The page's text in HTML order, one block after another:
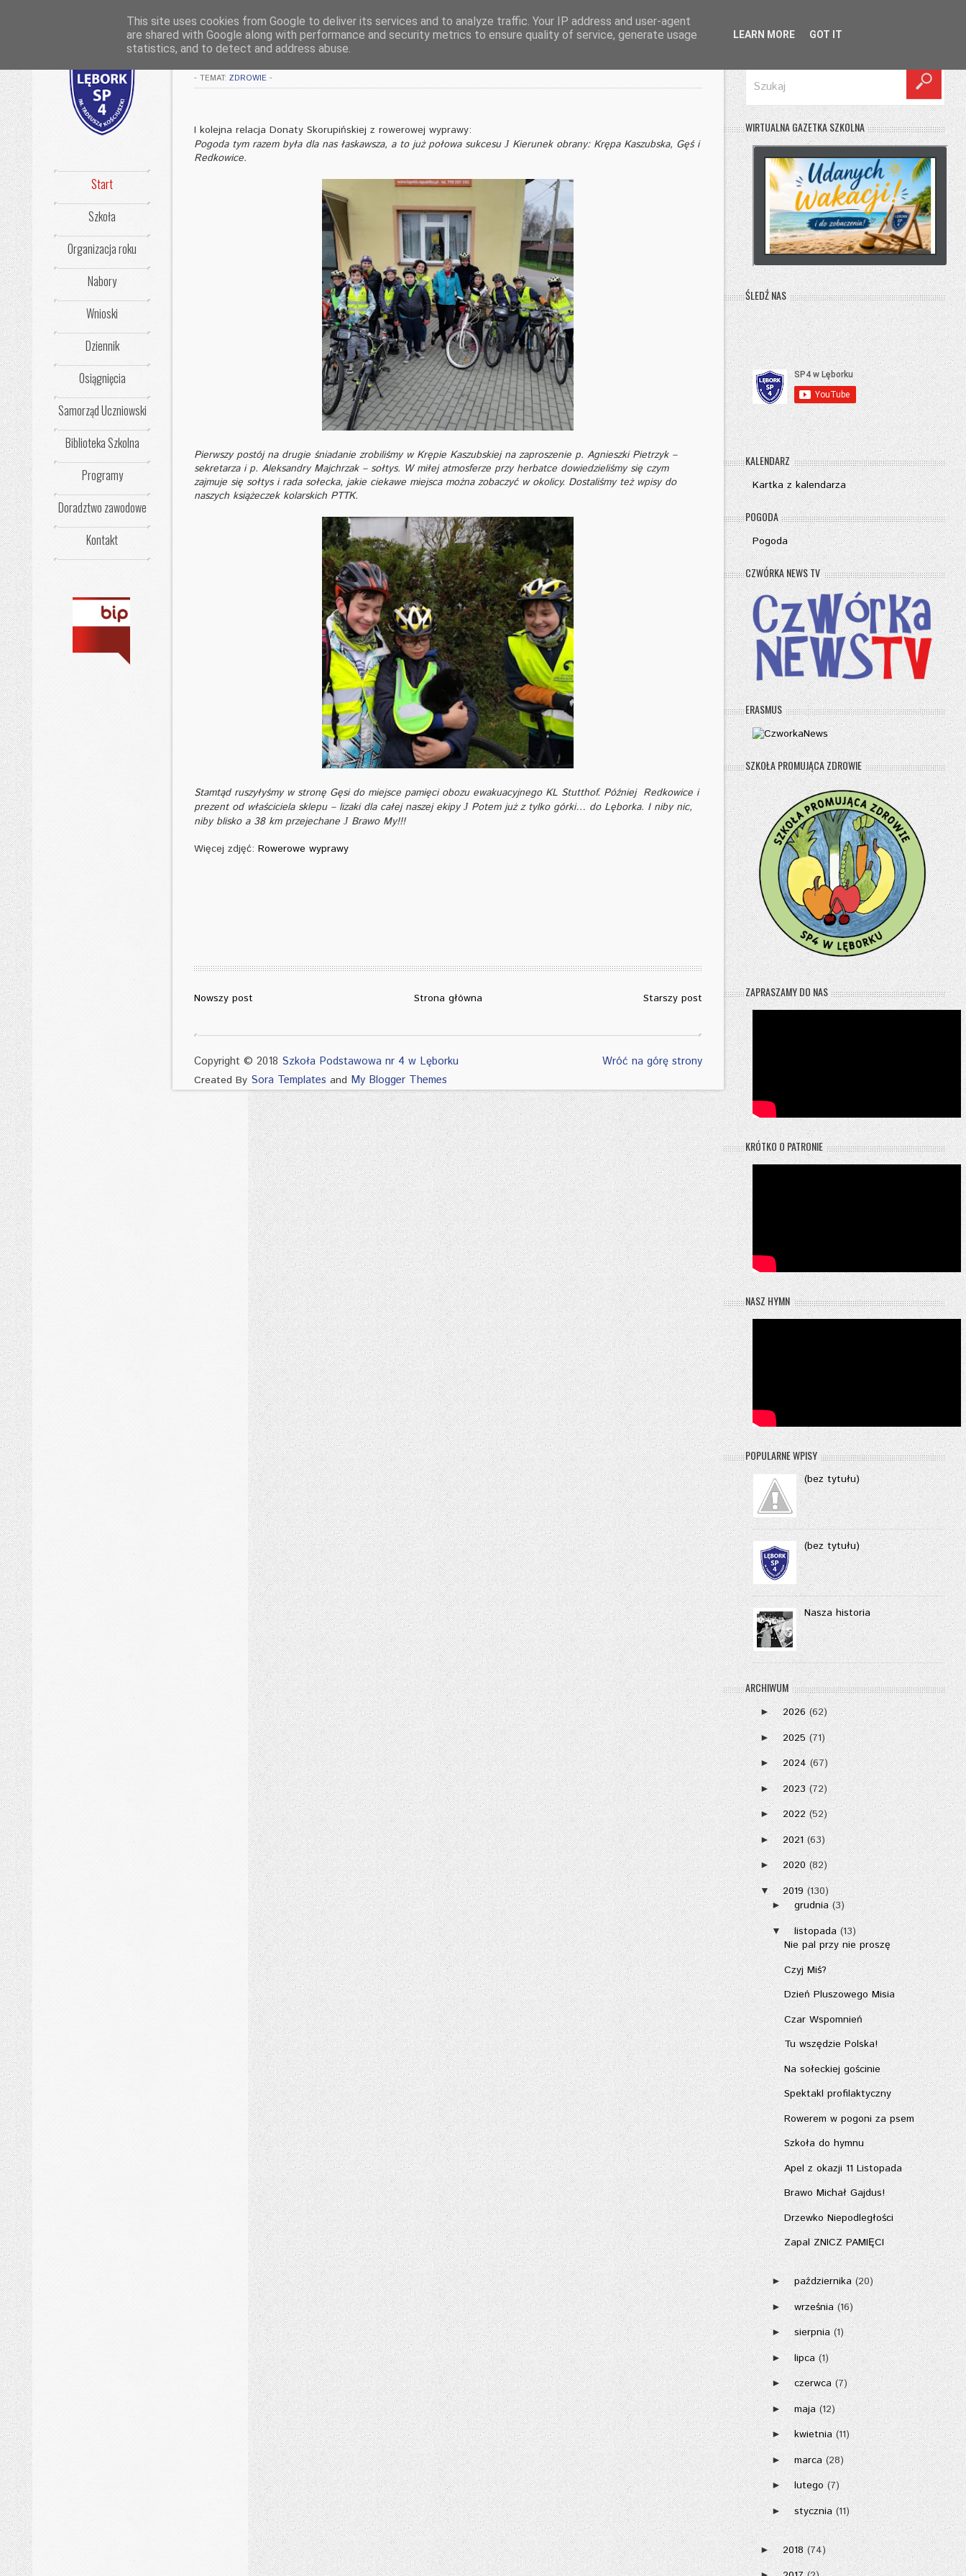
Start
Szkoła
Organizacja roku
Nabory
Wnioski
Dziennik
Osiągnięcia
Samorząd Uczniowski
Biblioteka Szkolna
Programy
Doradztwo zawodowe
Kontakt
Na sołeckiej gościnie
- TEMAT: ZDROWIE -
I kolejna relacja Donaty Skorupińskiej z rowerowej wyprawy:
Pogoda tym razem była dla nas łaskawsza, a to już połowa sukcesu JKierunek obrany: Krępa Kaszubska, Gęś i
Redkowice.
Pierwszy postój na drugie śniadanie zrobiliśmy w Krępie Kaszubskiej na zaproszenie p. Agnieszki Pietrzyk –
sekretarza i p. Aleksandry Majchrzak – sołtys. W miłej atmosferze przy herbatce dowiedzieliśmy się czym
zajmuje się sołtys i rada sołecka, jakie ciekawe miejsca można zobaczyć w okolicy. Dostaliśmy też wpisy do
naszych książeczek kolarskich PTTK.
Stamtąd ruszyłyśmy w stronę Gęsi do miejsce pamięci obozu ewakuacyjnego KL Stutthof. Później Redkowice i
prezent od właściciela sklepu – lizaki dla całej naszej ekipy JPotem już z tylko górki… do Lęborka. I niby nic,
niby blisko a 38 km przejechane JBrawo My!!!
Więcej zdjęć: Rowerowe wyprawy
Nowszy post Strona główna Starszy post
Copyright © 2018 Szkoła Podstawowa nr 4 w Lęborku
Created By Sora Templates and My Blogger Themes
Wróć na górę strony
WIRTUALNA GAZETKA SZKOLNA
ŚLEDŹ NAS
KALENDARZ
Kartka z kalendarza
POGODA
Pogoda
CZWÓRKA NEWS TV
ERASMUS
SZKOŁA PROMUJĄCA ZDROWIE
ZAPRASZAMY DO NAS
KRÓTKO O PATRONIE
NASZ HYMN
POPULARNE WPISY
(bez tytułu)
(bez tytułu)
Nasza historia
ARCHIWUM
► 2026 (62)
► 2025 (71)
► 2024 (67)
► 2023 (72)
► 2022 (52)
► 2021 (63)
► 2020 (82)
▼ 2019 (130)
► grudnia (3)
▼ listopada (13)
Nie pal przy nie proszę
Czyj Miś?
Dzień Pluszowego Misia
Czar Wspomnień
Tu wszędzie Polska!
Na sołeckiej gościnie
Spektakl profilaktyczny
Rowerem w pogoni za psem
Szkoła do hymnu
Apel z okazji 11 Listopada
Brawo Michał Gajdus!
Drzewko Niepodległości
Zapal ZNICZ PAMIĘCI
► października (20)
► września (16)
► sierpnia (1)
► lipca (1)
► czerwca (7)
► maja (12)
► kwietnia (11)
► marca (28)
► lutego (7)
► stycznia (11)
► 2018 (74)
This site uses cookies from Google to deliver its services and to analyze traffic. Your IP address and user-agent
are shared with Google along with performance and security metrics to ensure quality of service, generate usage
statistics, and to detect and address abuse.
LEARN MORE GOT IT